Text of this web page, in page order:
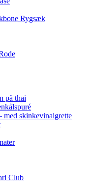
Rygsæk
på thai
med skinkevinaigrette
Club